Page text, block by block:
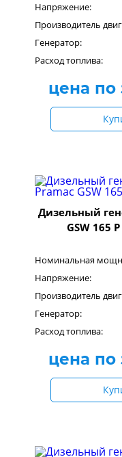
Напряжение:
Производитель
Генератор:
Расход топлива:
цена по
Дизельный
GSW 165
Номинальная
Напряжение:
Производитель
Генератор:
Расход топлива:
цена по